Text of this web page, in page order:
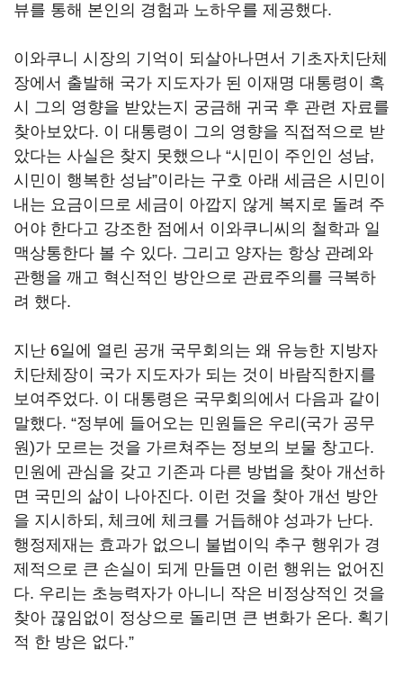
뷰를 통해 본인의 경험과 노하우를 제공했다.
이와쿠니 시장의 기억이 되살아나면서 기초자치단체
장에서 출발해 국가 지도자가 된 이재명 대통령이 혹
시 그의 영향을 받았는지 궁금해 귀국 후 관련 자료를
찾아보았다. 이 대통령이 그의 영향을 직접적으로 받
았다는 사실은 찾지 못했으나 “시민이 주인인 성남,
시민이 행복한 성남”이라는 구호 아래 세금은 시민이
내는 요금이므로 세금이 아깝지 않게 복지로 돌려 주
어야 한다고 강조한 점에서 이와쿠니씨의 철학과 일
맥상통한다 볼 수 있다. 그리고 양자는 항상 관례와
관행을 깨고 혁신적인 방안으로 관료주의를 극복하
려 했다.
지난 6일에 열린 공개 국무회의는 왜 유능한 지방자
치단체장이 국가 지도자가 되는 것이 바람직한지를
보여주었다. 이 대통령은 국무회의에서 다음과 같이
말했다. “정부에 들어오는 민원들은 우리(국가 공무
원)가 모르는 것을 가르쳐주는 정보의 보물 창고다.
민원에 관심을 갖고 기존과 다른 방법을 찾아 개선하
면 국민의 삶이 나아진다. 이런 것을 찾아 개선 방안
을 지시하되, 체크에 체크를 거듭해야 성과가 난다.
행정제재는 효과가 없으니 불법이익 추구 행위가 경
제적으로 큰 손실이 되게 만들면 이런 행위는 없어진
다. 우리는 초능력자가 아니니 작은 비정상적인 것을
찾아 끊임없이 정상으로 돌리면 큰 변화가 온다. 획기
적 한 방은 없다.”